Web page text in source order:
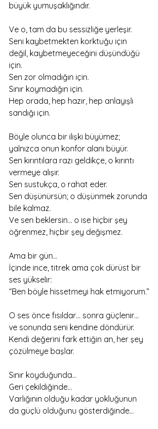
büyük yumuşaklığındır.
Ve o, tam da bu sessizliğe yerleşir.
Seni kaybetmekten korktuğu için
değil, kaybetmeyeceğini düşündüğü
için.
Sen zor olmadığın için.
Sınır koymadığın için.
Hep orada, hep hazır, hep anlayışlı
sandığı için.
Böyle olunca bir ilişki büyümez;
yalnızca onun konfor alanı büyür.
Sen kırıntılara razı geldikçe, o kırıntı
vermeye alışır.
Sen sustukça, o rahat eder.
Sen düşünürsün; o düşünmek zorunda
bile kalmaz.
Ve sen beklersin… o ise hiçbir şey
öğrenmez, hiçbir şey değişmez.
Ama bir gün…
İçinde ince, titrek ama çok dürüst bir
ses yükselir:
“Ben böyle hissetmeyi hak etmiyorum.”
O ses önce fısıldar… sonra güçlenir…
ve sonunda seni kendine döndürür.
Kendi değerini fark ettiğin an, her şey
çözülmeye başlar.
Sınır koyduğunda…
Geri çekildiğinde…
Varlığının olduğu kadar yokluğunun
da güçlü olduğunu gösterdiğinde…